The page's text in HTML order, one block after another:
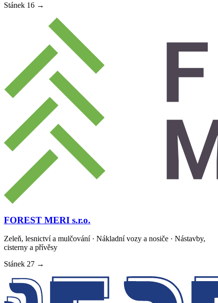
Stánek 16 →
FOREST MERI s.r.o.
Zeleň, lesnictví a mulčování · Nákladní vozy a nosiče · Nástavby,
cisterny a přívěsy
Stánek 27 →